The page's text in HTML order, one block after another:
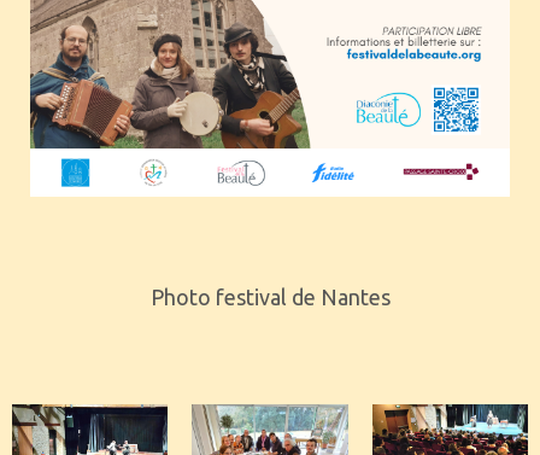
Photo festival de Nantes